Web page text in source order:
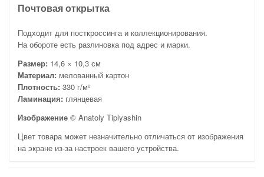
Почтовая открытка
Подходит для посткроссинга и коллекционирования.
На обороте есть разлиновка под адрес и марки.
Размер: 14,6 × 10,3 см
Материал: мелованный картон
Плотность: 330 г/м²
Ламинация: глянцевая
Изображение © Anatoly Tiplyashin
Цвет товара может незначительно отличаться от изображения
на экране из-за настроек вашего устройства.